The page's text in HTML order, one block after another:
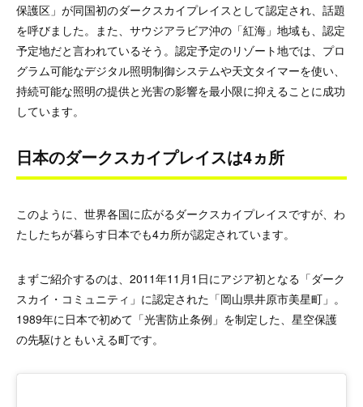
保護区」が同国初のダークスカイプレイスとして認定され、話題
を呼びました。また、サウジアラビア沖の「紅海」地域も、認定
予定地だと言われているそう。認定予定のリゾート地では、プロ
グラム可能なデジタル照明制御システムや天文タイマーを使い、
持続可能な照明の提供と光害の影響を最小限に抑えることに成功
しています。
日本のダークスカイプレイスは4ヵ所
このように、世界各国に広がるダークスカイプレイスですが、わ
たしたちが暮らす日本でも4カ所が認定されています。
まずご紹介するのは、2011年11月1日にアジア初となる「ダーク
スカイ・コミュニティ」に認定された「岡山県井原市美星町」。
1989年に日本で初めて「光害防止条例」を制定した、星空保護
の先駆けともいえる町です。